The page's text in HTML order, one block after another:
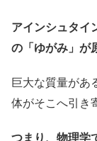
アインシュタイ
の「ゆがみ」が
巨大な質量があ
体がそこへ引き
つまり、物理学